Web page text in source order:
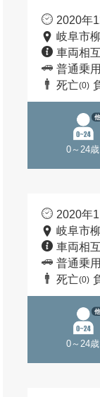
2020年
岐阜市
車両相
普通乗
死亡(0)
0～24歳
他
2020年
岐阜市
車両相
普通乗
死亡(0)
0～24歳
他